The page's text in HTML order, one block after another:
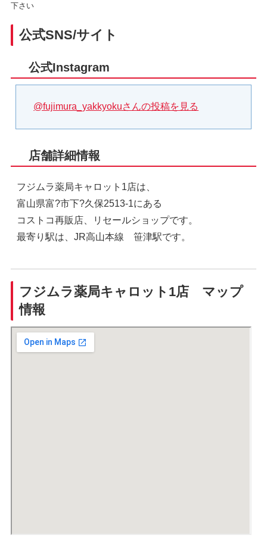
下さい
公式SNS/サイト
公式Instagram
@fujimura_yakkyokuさんの投稿を見る
店舗詳細情報
フジムラ薬局キャロット1店は、
富山県富?市下?久保2513-1にある
コストコ再販店、リセールショップです。
最寄り駅は、JR高山本線 笹津駅です。
フジムラ薬局キャロット1店 マップ
情報